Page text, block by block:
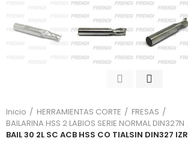
Inicio HERRAMIENTAS CORTE
FRESAS
BAILARINA HSS 2 LABIOS SERIE NORMAL DIN327N
BAIL 30 2L SC ACB HSS CO TIALSIN DIN327 IZR